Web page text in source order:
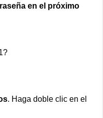
en el próximo
. Haga doble clic en el